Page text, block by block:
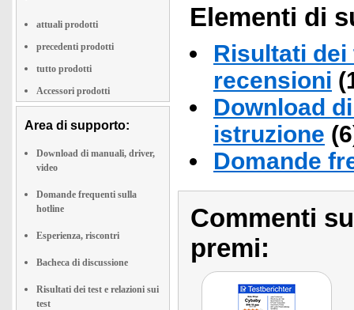
attuali prodotti
precedenti prodotti
tutto prodotti
Accessori prodotti
Area di supporto:
Download di manuali, driver,
video
Domande frequenti sulla
hotline
Esperienza, riscontri
Bacheca di discussione
Risultati dei test e relazioni sui
test
Elementi di
Risultati
recensioni
Download
istruzione
Domande
Commenti
premi: